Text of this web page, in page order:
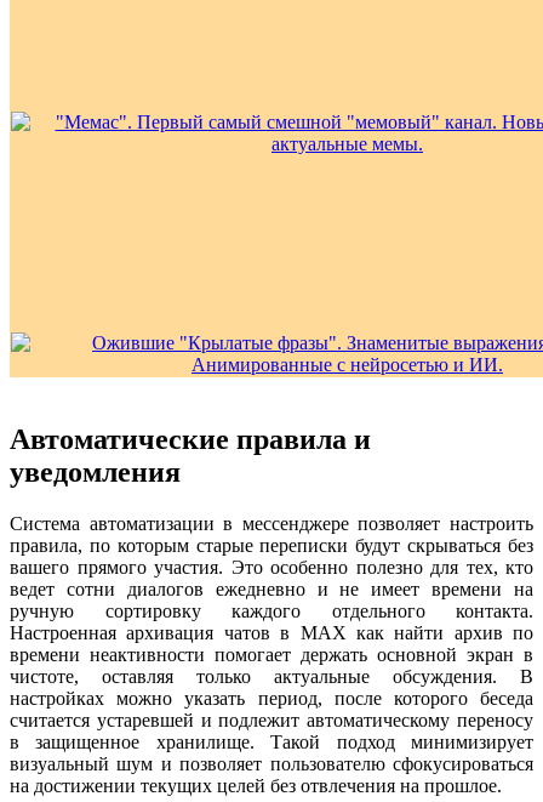
Автоматические правила и
уведомления
Система автоматизации в мессенджере позволяет настроить
правила, по которым старые переписки будут скрываться без
вашего прямого участия. Это особенно полезно для тех, кто
ведет сотни диалогов ежедневно и не имеет времени на
ручную сортировку каждого отдельного контакта.
Настроенная архивация чатов в MAX как найти архив по
времени неактивности помогает держать основной экран в
чистоте, оставляя только актуальные обсуждения. В
настройках можно указать период, после которого беседа
считается устаревшей и подлежит автоматическому переносу
в защищенное хранилище. Такой подход минимизирует
визуальный шум и позволяет пользователю сфокусироваться
на достижении текущих целей без отвлечения на прошлое.